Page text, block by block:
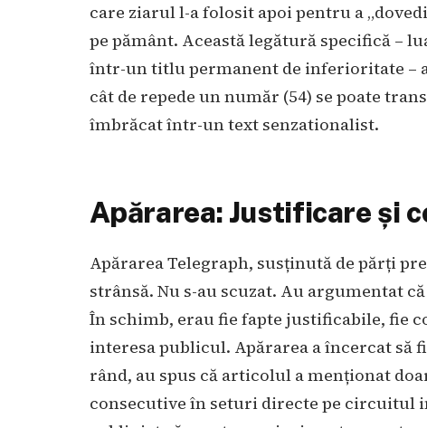
care ziarul l-a folosit apoi pentru a
pe pământ. Această legătură specifică –
într-un titlu permanent de inferioritate –
cât de repede un număr (54) se poate
îmbrăcat într-un text senzationalist.
Apărarea: Justificare și
Apărarea Telegraph, susținută de părți
strânsă. Nu s-au scuzat. Au argumentat
În schimb, erau fie fapte justificabile, fie
interesa publicul. Apărarea a încercat să
rând, au spus că articolul a menționat
consecutive în seturi directe pe circuitul